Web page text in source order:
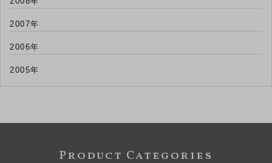
2007年
2006年
2005年
Product Categories